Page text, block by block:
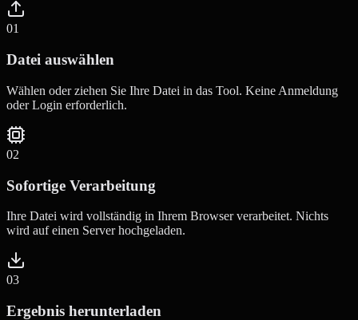
01
Datei auswählen
Wählen oder ziehen Sie Ihre Datei in das Tool. Keine Anmeldung
oder Login erforderlich.
02
Sofortige Verarbeitung
Ihre Datei wird vollständig in Ihrem Browser verarbeitet. Nichts
wird auf einen Server hochgeladen.
03
Ergebnis herunterladen